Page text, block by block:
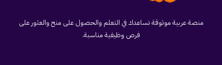
منصة عربية موثوقة تساعدك في التعلم والحصول على منح والعثور على
فرص وظيفية مناسبة.